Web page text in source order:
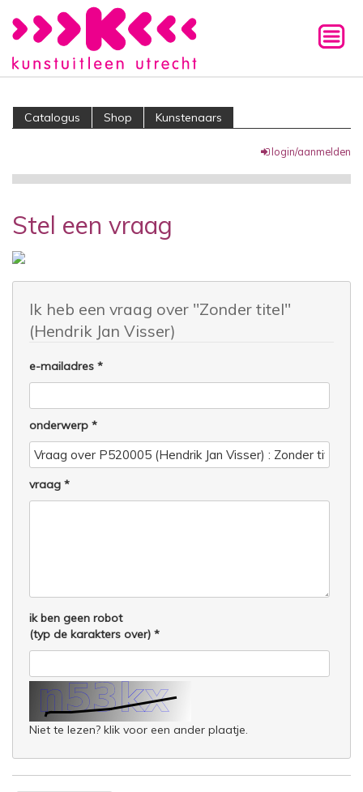
Catalogus Shop Kunstenaars
login/aanmelden
Stel een vraag
Ik heb een vraag over "Zonder titel"
(Hendrik Jan Visser)
e-mailadres
onderwerp
vraag
ik ben geen robot
(typ de karakters over)
Niet te lezen? klik voor een ander plaatje.